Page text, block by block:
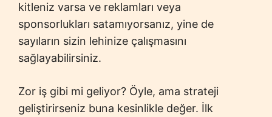
kitleniz varsa ve reklamları veya
sponsorlukları satamıyorsanız, yine de
sayıların sizin lehinize çalışmasını
sağlayabilirsiniz.
Zor iş gibi mi geliyor? Öyle, ama strateji
geliştirirseniz buna kesinlikle değer. İlk